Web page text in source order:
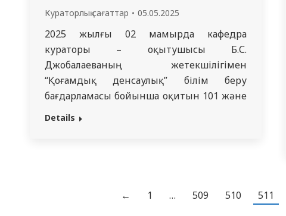
Кураторлық сағаттар 05.05.2025
2025 жылғы 02 мамырда кафедра
кураторы – оқытушысы Б.С.
Джобалаеваның жетекшілігімен
“Қоғамдық денсаулық” білім беру
бағдарламасы бойынша оқитын 101 және
102 топтардың студенттерімен
бөлісті, сондай-ақ әйел аналарға
Details
← 1 … 509 510 511